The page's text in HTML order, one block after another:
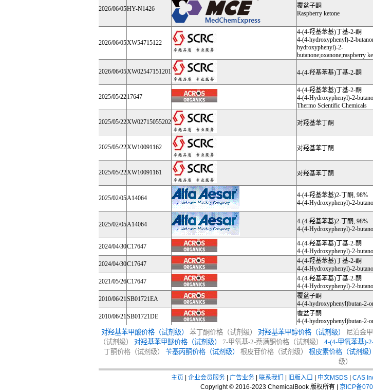
2026/06/05HY-N1426
覆盆子酮
Raspberry ketone
2026/06/05XW54715122
4-(4-羟基苯基)丁基-2-酮
4-(4-hydroxyphenyl)-2-
hydroxyphenyl)-2-
butanone;oxanone;raspberry
2026/06/05XW02547151201 4-(4-羟基苯基)丁基-2-酮
2025/05/2217647
4-(4-羟基苯基)丁基-2-酮
4-(4-Hydroxyphenyl)-2-
Thermo Scientific Chemicals
2025/05/22XW02715055202 对羟基苯丁酮
2025/05/22XW10091162 对羟基苯丁酮
2025/05/22XW10091161 对羟基苯丁酮
2025/02/05A14064
4-(4-羟基苯基)2-丁酮, 98%
4-(4-Hydroxyphenyl)-2-
2025/02/05A14064
4-(4-羟基苯基)2-丁酮, 98%
4-(4-Hydroxyphenyl)-2-
2024/04/30C17647
4-(4-羟基苯基)丁基-2-酮
4-(4-Hydroxyphenyl)-2-
2024/04/30C17647
4-(4-羟基苯基)丁基-2-酮
4-(4-Hydroxyphenyl)-2-
2021/05/26C17647
4-(4-羟基苯基)丁基-2-酮
4-(4-Hydroxyphenyl)-2-
2010/06/21 SB01721EA
覆盆子酮
4-(4-hydroxyphenyl)butan-2-
2010/06/21 SB01721DE
覆盆子酮
4-(4-hydroxyphenyl)butan-2-
对羟基苯甲酸价格（试剂级） 苯丁酮价格（试剂级） 对羟基苯甲醇价格（试剂级） 尼泊金
（试剂级）
对羟基苯甲醚价格（试剂级） 7-甲氧基-2-萘满酮价格（试剂级） 4-(4-甲氧苯基)-
丁酮价格（试剂级）
苄基丙酮价格（试剂级） 根皮苷价格（试剂级） 根皮素价格（试剂级）
级）
主页| 企业会员服务| 广告业务| 联系我们 | 旧版入口 | 中文MSDS| CAS
Copyright © 2016-2023 ChemicalBook 版权所有 | 京ICP备